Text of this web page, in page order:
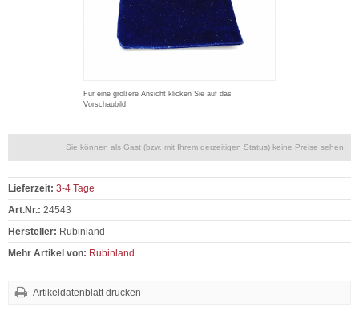
Für eine größere Ansicht klicken Sie auf das
Vorschaubild
Sie können als Gast (bzw. mit Ihrem derzeitigen Status) keine Preise sehen.
Lieferzeit: 3-4 Tage
Art.Nr.: 24543
Hersteller: Rubinland
Mehr Artikel von: Rubinland
Artikeldatenblatt drucken